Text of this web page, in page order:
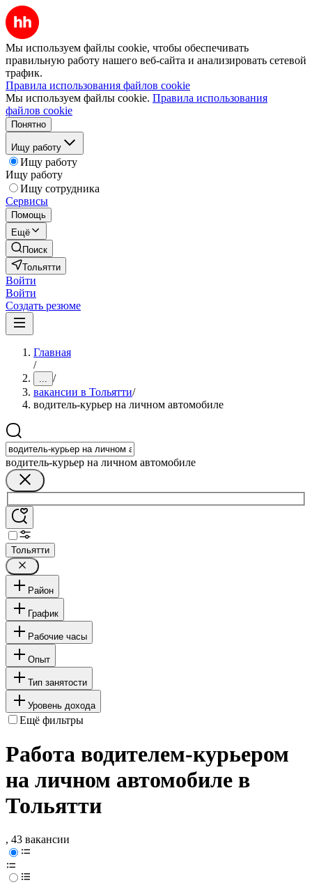
Мы используем файлы cookie, чтобы обеспечивать
правильную работу нашего веб-сайта и анализировать сетевой
трафик.
Правила использования файлов cookie
Мы используем файлы cookie. Правила использования
файлов cookie
Понятно
Ищу работу
Ищу работу
Ищу работу
Ищу сотрудника
Сервисы
Помощь
Ещё
Поиск
Тольятти
Войти
Войти
Создать резюме
Главная
/
... /
вакансии в Тольятти/
водитель-курьер на личном автомобиле
водитель-курьер на личном автомобиле
Тольятти
Район
График
Рабочие часы
Опыт
Тип занятости
Уровень дохода
Ещё фильтры
Работа водителем-курьером
на личном автомобиле в
Тольятти
, 43 вакансии